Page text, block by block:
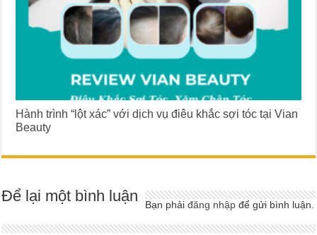
Hành trình “lột xác” với dịch vụ điêu khắc sợi tóc tại Vian
Beauty
Để lại một bình luận Bạn phảiđăng nhập để gửi bình luận.